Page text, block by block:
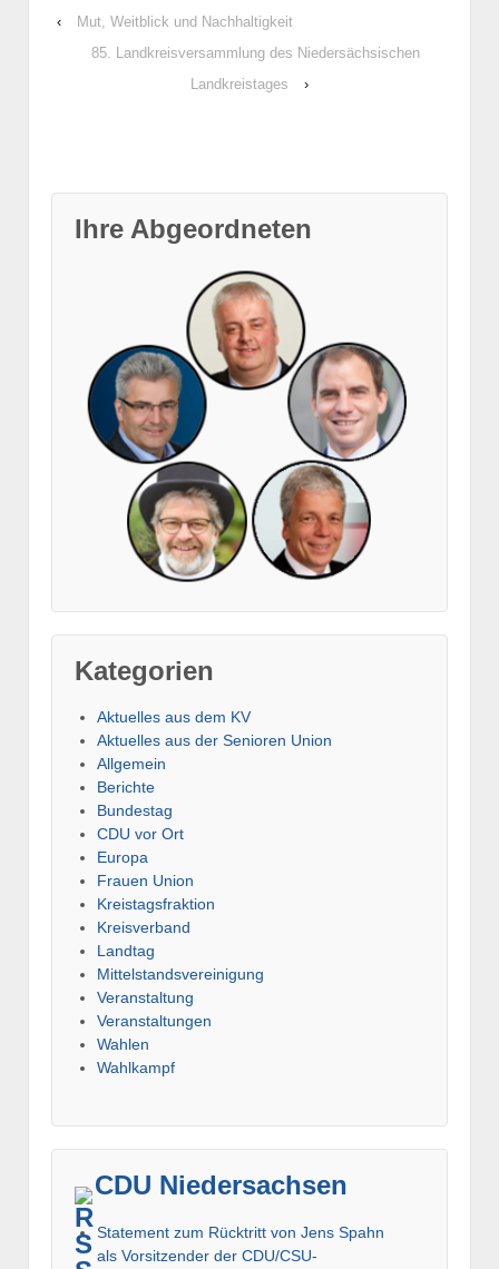
‹
Mut, Weitblick und Nachhaltigkeit
85. Landkreisversammlung des Niedersächsischen
Landkreistages
›
Ihre Abgeordneten
Kategorien
Aktuelles aus dem KV
Aktuelles aus der Senioren Union
Allgemein
Berichte
Bundestag
CDU vor Ort
Europa
Frauen Union
Kreistagsfraktion
Kreisverband
Landtag
Mittelstandsvereinigung
Veranstaltung
Veranstaltungen
Wahlen
Wahlkampf
CDU Niedersachsen
Statement zum Rücktritt von Jens Spahn
als Vorsitzender der CDU/CSU-